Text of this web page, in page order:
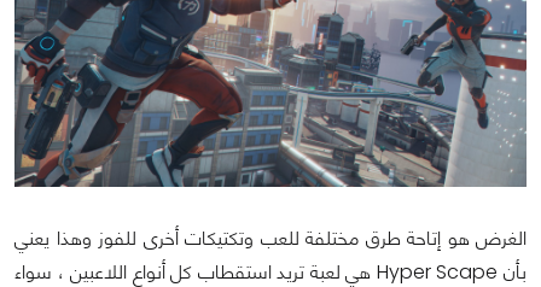
الغرض هو إتاحة طرق مختلفة للعب وتكتيكات أخرى للفوز وهذا يعني
بأن Hyper Scape هي لعبة تريد استقطاب كل أنواع اللاعبين ، سواء